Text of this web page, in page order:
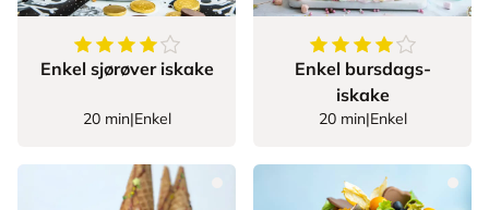
4.333333333333333
stjerner
Enkel sjørøver iskake
20 min|Enkel
4av5stjerner
Enkel bursdags-
iskake
20 min|Enkel